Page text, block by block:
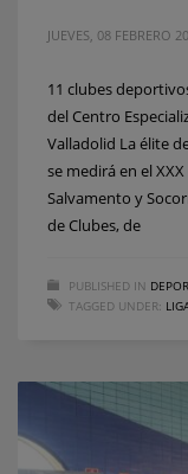
JUEVES, 08 FEBRERO
11 clubes
del Centro
Valladolid La élite
se medirá en el
Salvamento y
de Clubes, de
PUBLISHED IN
TAGGED UNDER: